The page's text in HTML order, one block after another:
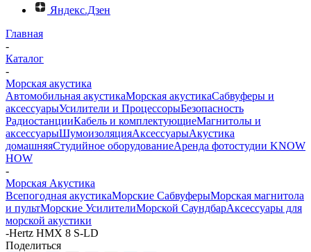
Яндекс.Дзен
Главная
-
Каталог
-
Морская акустика
Автомобильная акустикаМорская акустикаСабвуферы и
аксессуарыУсилители и ПроцессорыБезопасность
РадиостанцииКабель и комплектующиеМагнитолы и
аксессуарыШумоизоляцияАксессуарыАкустика
домашняяСтудийное оборудованиеАренда фотостудии KNOW
HOW
-
Морская Акустика
Всепогодная акустикаМорские СабвуферыМорская магнитола
и пультМорские УсилителиМорской CаундбарАксессуары для
морской акустики
-Hertz HMX 8 S-LD
Поделиться